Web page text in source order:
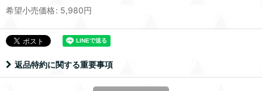
希望小売価格: 5,980円
返品特約に関する重要事項